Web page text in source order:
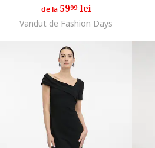
de la 5999lei
Vandut de Fashion Days